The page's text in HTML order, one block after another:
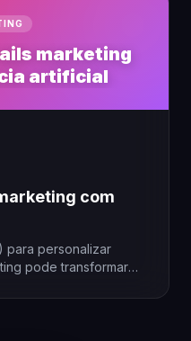
marketing
artificial
com
para personalizar
pode transformar